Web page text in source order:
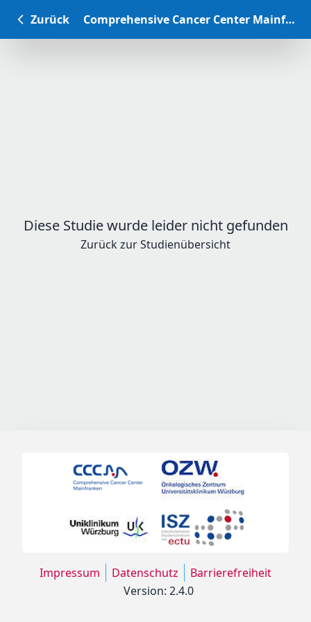
Zurück Comprehensive Cancer Center Mainfranken Studiendatenbank
Diese Studie wurde leider nicht gefunden
Zurück zur Studienübersicht
Impressum Datenschutz
Barrierefreiheit
Version: 2.4.0